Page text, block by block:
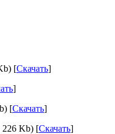
[Скачать]
]
[Скачать]
226 Kb) [Скачать]